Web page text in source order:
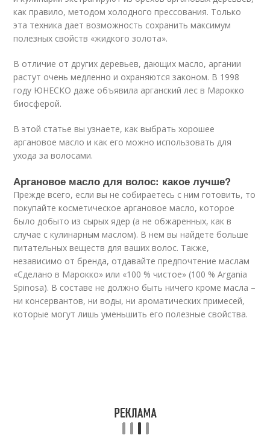
как правило, методом холодного прессования. Только
эта техника дает возможность сохранить максимум
полезных свойств «жидкого золота».
В отличие от других деревьев, дающих масло, аргании
растут очень медленно и охраняются законом. В 1998
году ЮНЕСКО даже объявила арганский лес в Марокко
биосферой.
В этой статье вы узнаете, как выбрать хорошее
аргановое масло и как его можно использовать для
ухода за волосами.
Аргановое масло для волос: какое лучше?
Прежде всего, если вы не собираетесь с ним готовить, то
покупайте косметическое аргановое масло, которое
было добыто из сырых ядер (а не обжаренных, как в
случае с кулинарным маслом). В нем вы найдете больше
питательных веществ для ваших волос. Также,
независимо от бренда, отдавайте предпочтение маслам
«Сделано в Марокко» или «100 % чистое» (100 % Argania
Spinosa). В составе не должно быть ничего кроме масла –
ни консервантов, ни воды, ни ароматических примесей,
которые могут лишь уменьшить его полезные свойства.